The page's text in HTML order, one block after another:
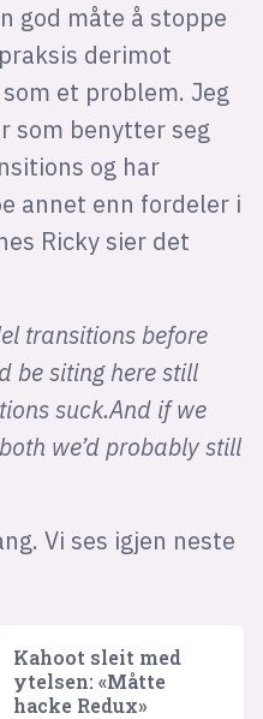
god måte å stoppe
derimot
et problem. Jeg
som benytter seg
og har
annet enn fordeler i
Ricky sier det
transitions before
be siting here still
suck.And if we
we’d probably still
Vi ses igjen neste
Kahoot sleit med
ytelsen: «Måtte
hacke Redux»